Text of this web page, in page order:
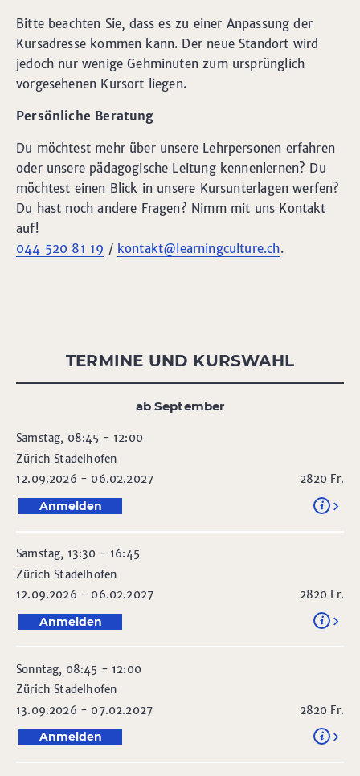
Bitte beachten Sie, dass es zu einer Anpassung der
Kursadresse kommen kann. Der neue Standort wird
jedoch nur wenige Gehminuten zum ursprünglich
vorgesehenen Kursort liegen.
Persönliche Beratung
Du möchtest mehr über unsere Lehrpersonen erfahren
oder unsere pädagogische Leitung kennenlernen? Du
möchtest einen Blick in unsere Kursunterlagen werfen?
Du hast noch andere Fragen? Nimm mit uns Kontakt
auf!
044 520 81 19 / kontakt@learningculture.ch.
TERMINE UND KURSWAHL
ab September
Samstag, 08:45 - 12:00
Zürich Stadelhofen
12.09.2026 - 06.02.2027
2820 Fr.
Anmelden
Samstag, 13:30 - 16:45
Zürich Stadelhofen
12.09.2026 - 06.02.2027
2820 Fr.
Anmelden
Sonntag, 08:45 - 12:00
Zürich Stadelhofen
13.09.2026 - 07.02.2027
2820 Fr.
Anmelden